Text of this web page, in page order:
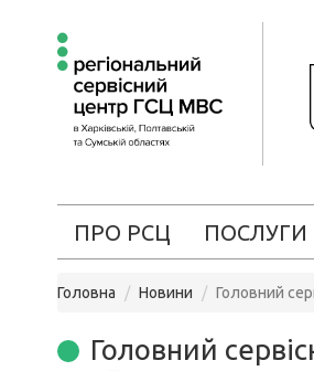
ПРО РСЦ ПОСЛУГИ
Головна Новини Головний
Головний